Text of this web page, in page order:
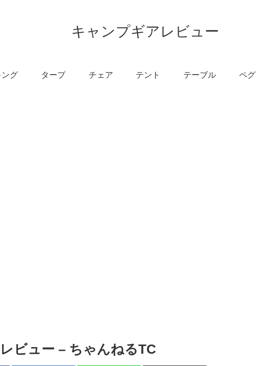
キャンプギアレビュー
ング タープ チェア テント テーブル ペグ
ビュー – ちゃんねるTC